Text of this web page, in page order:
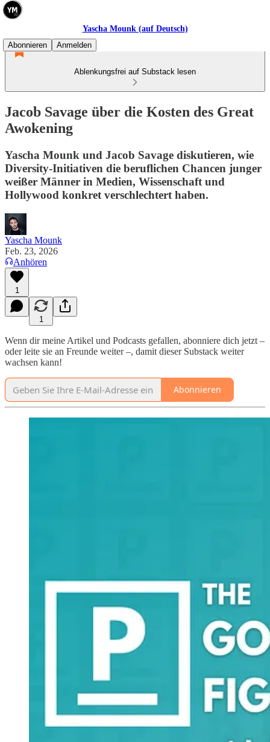
Yascha Mounk (auf Deutsch)
Abonnieren
Anmelden
Ablenkungsfrei auf Substack lesen
Jacob Savage über die Kosten des Great
Awokening
Yascha Mounk und Jacob Savage diskutieren, wie
Diversity-Initiativen die beruflichen Chancen junger
weißer Männer in Medien, Wissenschaft und
Hollywood konkret verschlechtert haben.
Yascha Mounk
Feb. 23, 2026
Anhören
1
1
Wenn dir meine Artikel und Podcasts gefallen, abonniere dich jetzt –
oder leite sie an Freunde weiter –, damit dieser Substack weiter
wachsen kann!
Abonnieren